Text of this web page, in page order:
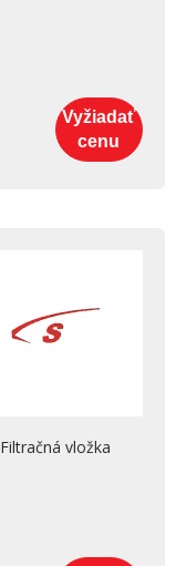
Vyžiadať
cenu
Filtračná vložka